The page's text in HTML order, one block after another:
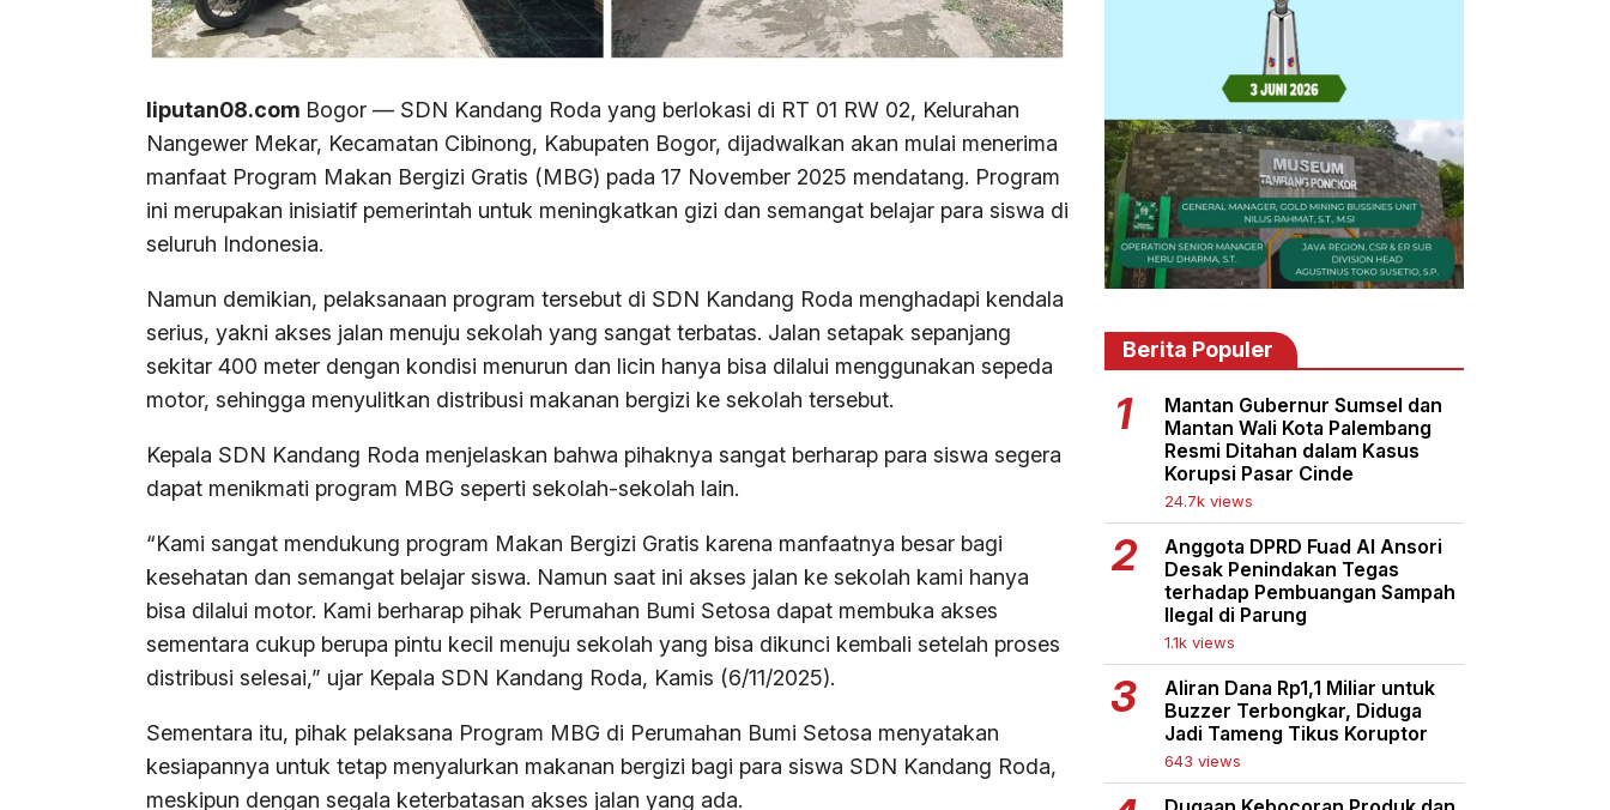
liputan08.com Bogor — SDN Kandang Roda yang berlokasi di RT 01 RW 02, Kelurahan
Nangewer Mekar, Kecamatan Cibinong, Kabupaten Bogor, dijadwalkan akan mulai menerima
manfaat Program Makan Bergizi Gratis (MBG) pada 17 November 2025 mendatang. Program
ini merupakan inisiatif pemerintah untuk meningkatkan gizi dan semangat belajar para siswa di
seluruh Indonesia.
Namun demikian, pelaksanaan program tersebut di SDN Kandang Roda menghadapi kendala
serius, yakni akses jalan menuju sekolah yang sangat terbatas. Jalan setapak sepanjang
sekitar 400 meter dengan kondisi menurun dan licin hanya bisa dilalui menggunakan sepeda
motor, sehingga menyulitkan distribusi makanan bergizi ke sekolah tersebut.
Kepala SDN Kandang Roda menjelaskan bahwa pihaknya sangat berharap para siswa segera
dapat menikmati program MBG seperti sekolah-sekolah lain.
“Kami sangat mendukung program Makan Bergizi Gratis karena manfaatnya besar bagi
kesehatan dan semangat belajar siswa. Namun saat ini akses jalan ke sekolah kami hanya
bisa dilalui motor. Kami berharap pihak Perumahan Bumi Setosa dapat membuka akses
sementara cukup berupa pintu kecil menuju sekolah yang bisa dikunci kembali setelah proses
distribusi selesai,” ujar Kepala SDN Kandang Roda, Kamis (6/11/2025).
Sementara itu, pihak pelaksana Program MBG di Perumahan Bumi Setosa menyatakan
kesiapannya untuk tetap menyalurkan makanan bergizi bagi para siswa SDN Kandang Roda,
meskipun dengan segala keterbatasan akses jalan yang ada.
Berita Populer
Mantan Gubernur Sumsel dan
Mantan Wali Kota Palembang
Resmi Ditahan dalam Kasus
Korupsi Pasar Cinde
24.7k views
Anggota DPRD Fuad Al Ansori
Desak Penindakan Tegas
terhadap Pembuangan Sampah
Ilegal di Parung
1.1k views
Aliran Dana Rp1,1 Miliar untuk
Buzzer Terbongkar, Diduga
Jadi Tameng Tikus Koruptor
643 views